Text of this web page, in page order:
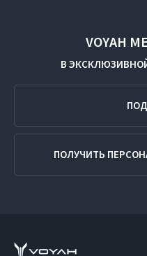
VOYAH
В
ПОЛУЧИТЬ